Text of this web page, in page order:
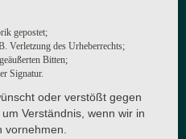
gepostet;
Verletzung des Urheberrechts;
Bitten;
Signatur.
oder verstößt gegen
Verständnis, wenn wir in
vornehmen.